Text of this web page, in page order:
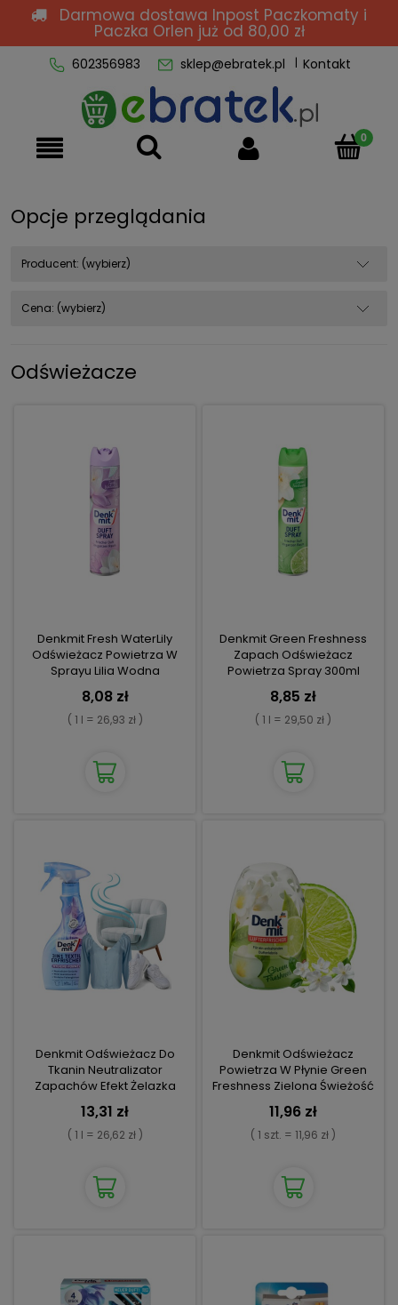
Darmowa dostawa Inpost Paczkomaty i
Paczka Orlen już od 80,00 zł
602356983 sklep@ebratek.pl Kontakt
Opcje przeglądania
Producent: (wybierz)
Cena: (wybierz)
Odświeżacze
Denkmit Fresh WaterLily
Odświeżacz Powietrza W
Sprayu Lilia Wodna
8,08 zł
( 1 l = 26,93 zł )
Denkmit Green Freshness
Zapach Odświeżacz
Powietrza Spray 300ml
8,85 zł
( 1 l = 29,50 zł )
Denkmit Odświeżacz Do
Tkanin Neutralizator
Zapachów Efekt Żelazka
13,31 zł
( 1 l = 26,62 zł )
Denkmit Odświeżacz
Powietrza W Płynie Green
Freshness Zielona Świeżość
11,96 zł
( 1 szt. = 11,96 zł )